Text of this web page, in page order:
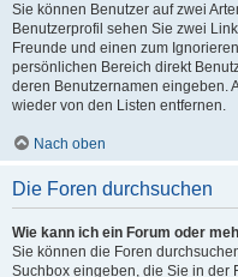
Sie können Benutzer auf zwei
Benutzerprofil sehen Sie zwei
Freunde und einen zum
persönlichen Bereich direkt
deren Benutzernamen eingeben.
wieder von den Listen entfernen.
Nach oben
Die Foren durchsuchen
Wie kann ich ein Forum oder
Sie können die Foren
Suchbox eingeben, die Sie in der